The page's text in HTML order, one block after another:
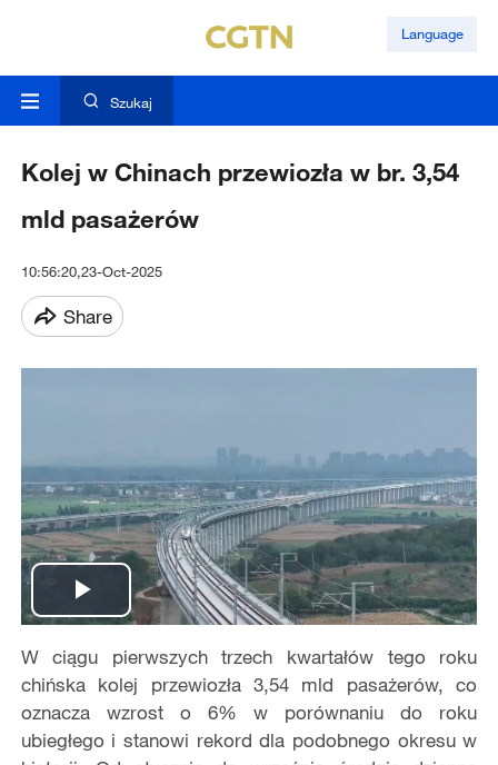
Language
Szukaj
Kolej w Chinach przewiozła w br. 3,54
mld pasażerów
10:56:20,23-Oct-2025
Share
Play
Video
W ciągu pierwszych trzech kwartałów tego roku
chińska kolej przewiozła 3,54 mld pasażerów, co
oznacza wzrost o 6% w porównaniu do roku
ubiegłego i stanowi rekord dla podobnego okresu w